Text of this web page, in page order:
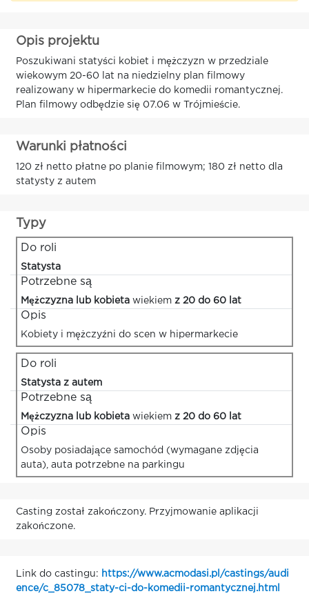
Opis projektu
Poszukiwani statyści kobiet i mężczyzn w przedziale
wiekowym 20-60 lat na niedzielny plan filmowy
realizowany w hipermarkecie do komedii romantycznej.
Plan filmowy odbędzie się 07.06 w Trójmieście.
Warunki płatności
120 zł netto płatne po planie filmowym; 180 zł netto dla
statysty z autem
Typy
Do roli
Statysta
Potrzebne są
Mężczyzna lub kobieta wiekiem z 20 do 60 lat
Opis
Kobiety i mężczyźni do scen w hipermarkecie
Do roli
Statysta z autem
Potrzebne są
Mężczyzna lub kobieta wiekiem z 20 do 60 lat
Opis
Osoby posiadające samochód (wymagane zdjęcia
auta), auta potrzebne na parkingu
Casting został zakończony. Przyjmowanie aplikacji
zakończone.
Link do castingu: https://www.acmodasi.pl/castings/audi
ence/c_85078_staty-ci-do-komedii-romantycznej.html